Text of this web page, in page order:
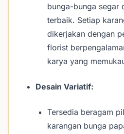
bunga-bunga segar
terbaik. Setiap
dikerjakan dengan
florist
karya yang
Desain Variatif:
Tersedia beragam
karangan bunga